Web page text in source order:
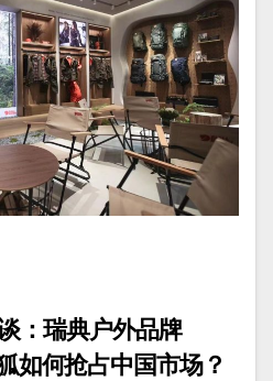
：瑞典户外品牌
如何抢占中国市场？